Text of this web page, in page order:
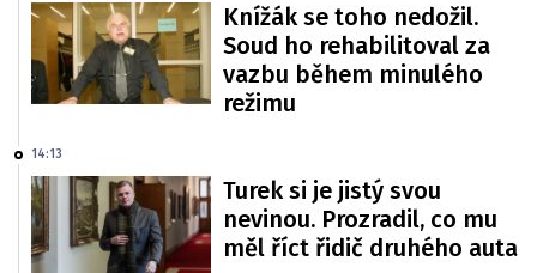
Knížák se toho nedožil.
Soud ho rehabilitoval za
vazbu během minulého
režimu
14:13
Turek si je jistý svou
nevinou. Prozradil, co mu
měl říct řidič druhého auta